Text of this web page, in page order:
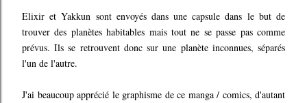
Elixir et Yakkun sont envoyés dans une capsule dans le but de
trouver des planètes habitables mais tout ne se passe pas comme
prévus. Ils se retrouvent donc sur une planète inconnues, séparés
l'un de l'autre.
J'ai beaucoup apprécié le graphisme de ce manga / comics, d'autant